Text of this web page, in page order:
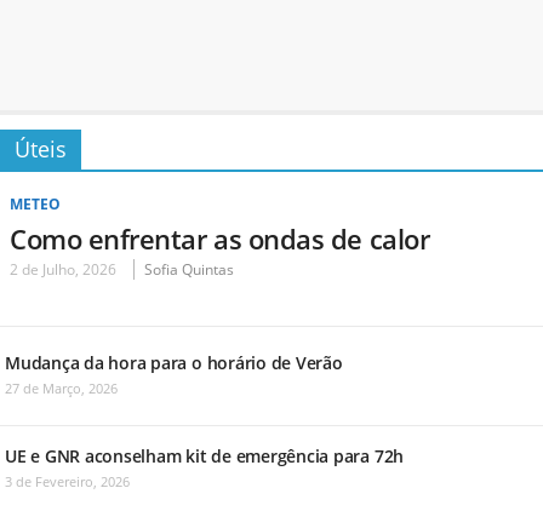
Úteis
METEO
Como enfrentar as ondas de calor
2 de Julho, 2026 Sofia Quintas
Mudança da hora para o horário de Verão
27 de Março, 2026
UE e GNR aconselham kit de emergência para 72h
3 de Fevereiro, 2026